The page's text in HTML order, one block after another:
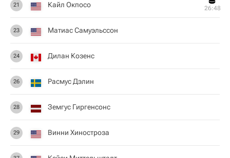
21 Кайл Окпосо 26:48
23 Матиас Самуэльссон
24 Дилан Козенс
26 Расмус Дэлин
28 Земгус Гиргенсонс
29 Винни Хиностроза